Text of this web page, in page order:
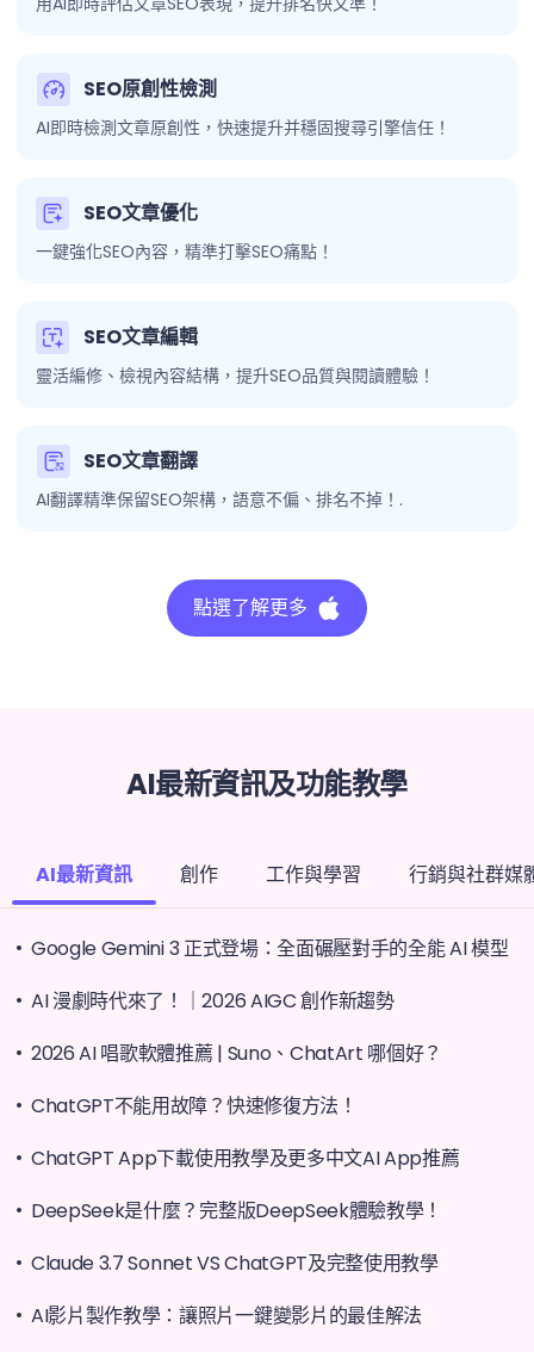
SEO原創性檢測
AI即時檢測文章原創性，快速提升并穩固搜尋引擎信任！
SEO文章優化
一鍵強化SEO內容，精準打擊SEO痛點！
SEO文章編輯
靈活編修、檢視內容結構，提升SEO品質與閱讀體驗！
SEO文章翻譯
AI翻譯精準保留SEO架構，語意不偏、排名不掉！.
點選了解更多
AI最新資訊及功能教學
AI最新資訊 創作 工作與學習 行銷與社群媒
Google Gemini 3 正式登場：全面碾壓對手的全能 AI 模型
AI 漫劇時代來了！｜2026 AIGC 創作新趨勢
2026 AI 唱歌軟體推薦 | Suno、ChatArt 哪個好？
ChatGPT不能用故障？快速修復方法！
ChatGPT App下載使用教學及更多中文AI App推薦
DeepSeek是什麼？完整版DeepSeek體驗教學！
Claude 3.7 Sonnet VS ChatGPT及完整使用教學
AI影片製作教學：讓照片一鍵變影片的最佳解法